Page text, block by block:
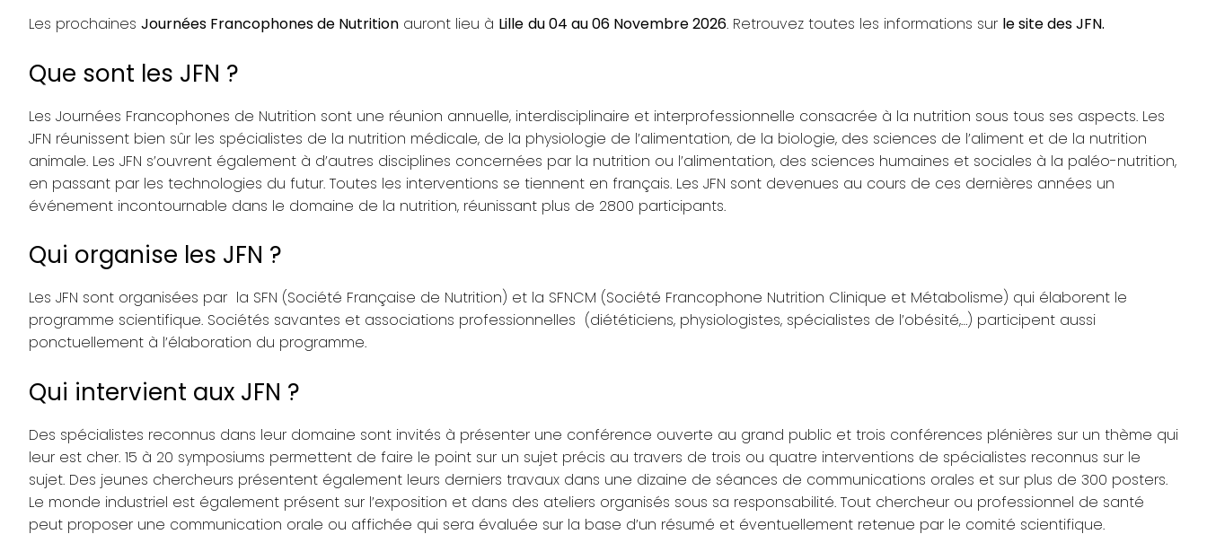
Les prochaines Journées Francophones de Nutrition auront lieu à Lille du 04 au 06 Novembre 2026. Retrouvez toutes les informations sur le site des JFN.
Que sont les JFN ?
Les Journées Francophones de Nutrition sont une réunion annuelle, interdisciplinaire et interprofessionnelle consacrée à la nutrition sous tous ses aspects. Les
JFN réunissent bien sûr les spécialistes de la nutrition médicale, de la physiologie de l’alimentation, de la biologie, des sciences de l’aliment et de la nutrition
animale. Les JFN s’ouvrent également à d’autres disciplines concernées par la nutrition ou l’alimentation, des sciences humaines et sociales à la paléo-nutrition,
en passant par les technologies du futur. Toutes les interventions se tiennent en français. Les JFN sont devenues au cours de ces dernières années un
événement incontournable dans le domaine de la nutrition, réunissant plus de 2800 participants.
Qui organise les JFN ?
Les JFN sont organisées par la SFN (Société Française de Nutrition) et la SFNCM (Société Francophone Nutrition Clinique et Métabolisme) qui élaborent le
programme scientifique. Sociétés savantes et associations professionnelles (diététiciens, physiologistes, spécialistes de l’obésité,…) participent aussi
ponctuellement à l’élaboration du programme.
Qui intervient aux JFN ?
Des spécialistes reconnus dans leur domaine sont invités à présenter une conférence ouverte au grand public et trois conférences plénières sur un thème qui
leur est cher. 15 à 20 symposiums permettent de faire le point sur un sujet précis au travers de trois ou quatre interventions de spécialistes reconnus sur le
sujet. Des jeunes chercheurs présentent également leurs derniers travaux dans une dizaine de séances de communications orales et sur plus de 300 posters.
Le monde industriel est également présent sur l’exposition et dans des ateliers organisés sous sa responsabilité. Tout chercheur ou professionnel de santé
peut proposer une communication orale ou affichée qui sera évaluée sur la base d’un résumé et éventuellement retenue par le comité scientifique.